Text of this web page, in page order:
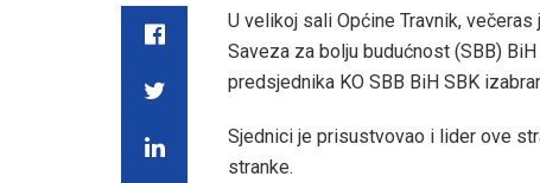
U velikoj sali Općine Travnik,
Saveza za bolju budućnost (SBB)
predsjednika KO SBB BiH SBK
Sjednici je prisustvovao i lider ove
stranke.